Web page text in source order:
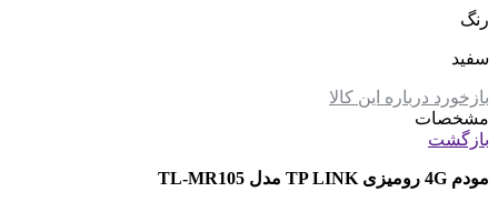
رنگ
سفید
بازخورد درباره این کالا
مشخصات
بازگشت
مودم 4G رومیزی TP LINK مدل TL-MR105